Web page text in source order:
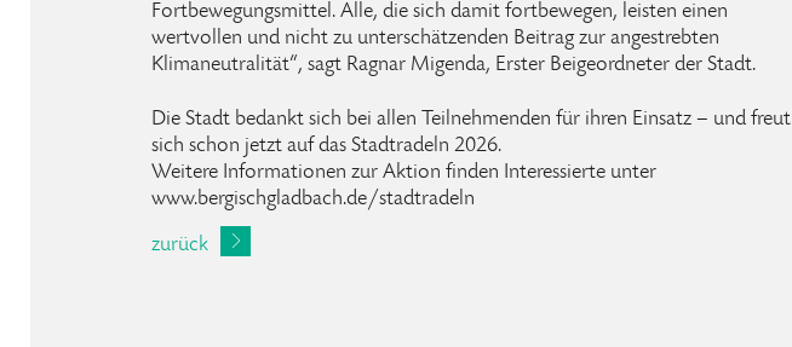
Fortbewegungsmittel. Alle, die sich damit fortbewegen, leisten einen
wertvollen und nicht zu unterschätzenden Beitrag zur angestrebten
Klimaneutralität“, sagt Ragnar Migenda, Erster Beigeordneter der Stadt.
Die Stadt bedankt sich bei allen Teilnehmenden für ihren Einsatz – und freut
sich schon jetzt auf das Stadtradeln 2026.
Weitere Informationen zur Aktion finden Interessierte unter
www.bergischgladbach.de/stadtradeln
zurück